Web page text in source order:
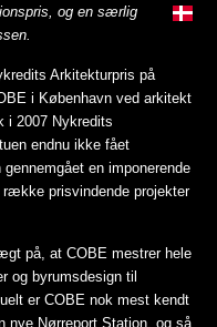
og en særlig
Arkitekturpris på
i København ved arkitekt
i 2007 Nykredits
endnu ikke fået
en imponerende
prisvindende projekter
på, at COBE mestrer hele
og byrumsdesign til
er COBE nok mest kendt
nye Nørreport Station, og så